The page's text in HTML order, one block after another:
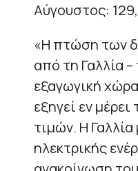
Αύγουστος:
«Η πτώση των
από τη Γαλλία
εξαγωγική
εξηγεί εν
τιμών. Η
ηλεκτρικής